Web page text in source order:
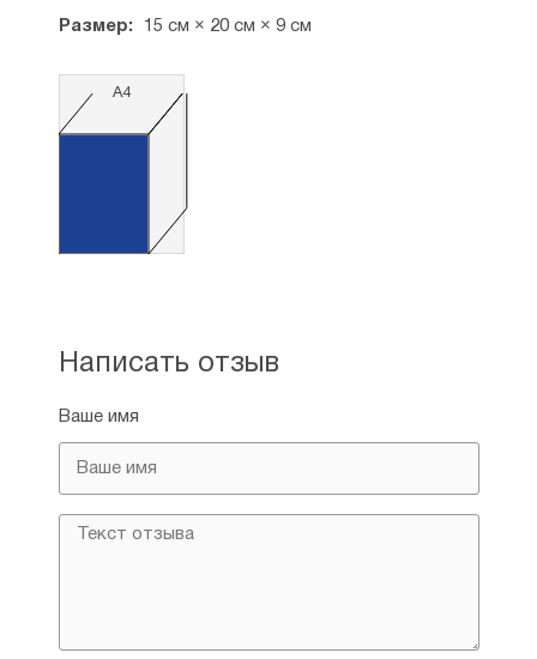
Размер: 15 см × 20 см × 9 см
А4
Написать отзыв
Ваше имя